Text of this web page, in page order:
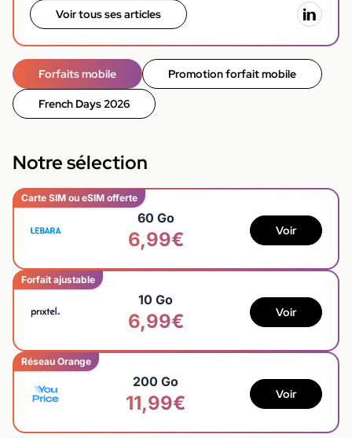
Voir tous ses articles
Forfaits mobile Promotion forfait mobile
French Days 2026
Notre sélection
Carte SIM ou eSIM offerte
60 Go
6,99€ Voir
Forfait ajustable
10 Go
6,99€ Voir
Réseau Orange
200 Go
11,99€ Voir